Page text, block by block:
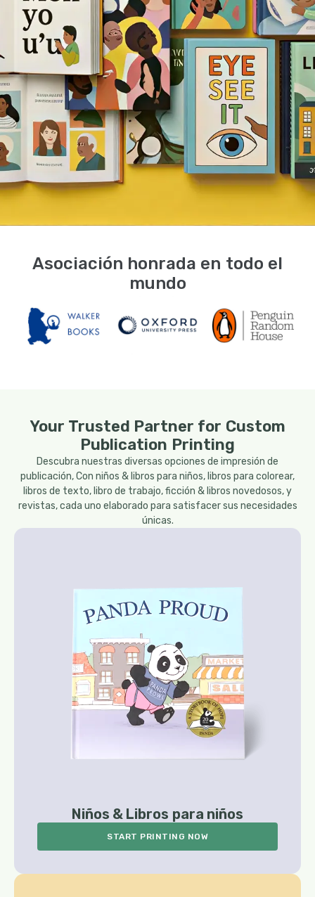
Asociación honrada en todo el
mundo
Your Trusted Partner for Custom
Publication Printing
Descubra nuestras diversas opciones de impresión de
publicación, Con niños & libros para niños, libros para colorear,
libros de texto, libro de trabajo, ficción & libros novedosos, y
revistas, cada uno elaborado para satisfacer sus necesidades
únicas.
Niños & Libros para niños
START PRINTING NOW